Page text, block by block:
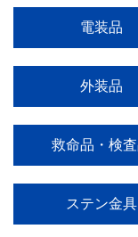
電装品
外装品
救命品・検
ステン金具